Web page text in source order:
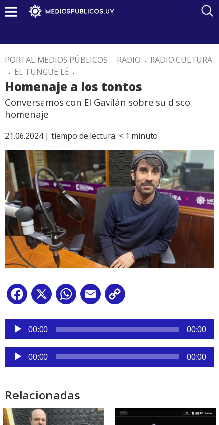
PORTAL MEDIOS PÚBLICOS . RADIO . RADIO CULTURA
. EL TUNGUE LÉ .
Homenaje a los tontos
Conversamos con El Gavilán sobre su disco
homenaje
21.06.2024 | tiempo de lectura: < 1 minuto
Facebook
X WhatsApp
Email
Reproductor
audio
00:00 00:00
Reproductor
de
00:00 00:00
Relacionadas